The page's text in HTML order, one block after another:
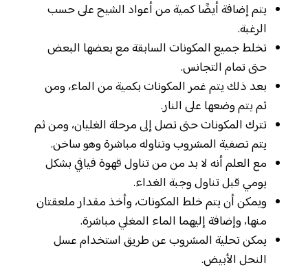
يتم إضافة أيضًا كمية من أعواد الشيح على حسب
الرغبة.
تخلط جميع المكونات السابقة مع بعضها البعض
حتى تمام التجانس.
بعد ذلك يتم غمر المكونات بكمية من الماء، ومن
ثم يتم وضعها على النار.
تترك المكونات حتى تصل إلى مرحلة الغليان، ومن ثم
يتم تصفية المشروب وتناوله مباشرة وهو ساخن.
مع العلم أنه لا بد من من تناول قهوة فيافي بشكل
يومي قبل تناول وجبة الغداء.
ويمكن أن يتم خلط المكونات، وأخذ مقدار ملعقتان
منها، وإضافة إليهما الماء المغلي مباشرة.
يمكن تحلية المشروب عن طريق استخدام عسل
النحل الأبيض.